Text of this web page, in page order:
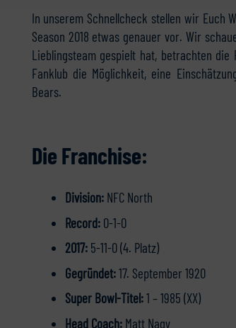
In unserem Schnellcheck stellen wir Euch
Season 2018 etwas genauer vor. Wir
Lieblingsteam gespielt hat, betrachten
Fanklub die Möglichkeit, eine
Bears.
Die Franchise:
Division: NFC North
Record: 0-1-0
2017: 5-11-0 (4. Platz)
Gegründet:17. September 1920
Super Bowl-Titel:1 – 1985 (XX)
Head Coach: Matt Nagy